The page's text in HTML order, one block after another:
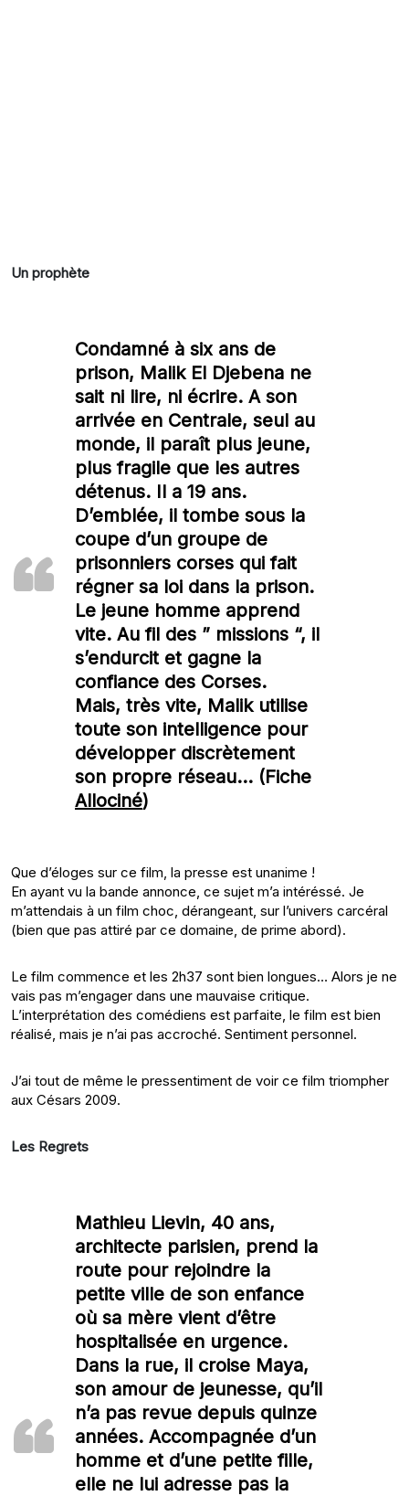
Un prophète
Condamné à six ans de
prison, Malik El Djebena ne
sait ni lire, ni écrire. A son
arrivée en Centrale, seul au
monde, il paraît plus jeune,
plus fragile que les autres
détenus. Il a 19 ans.
D’emblée, il tombe sous la
coupe d’un groupe de
prisonniers corses qui fait
régner sa loi dans la prison.
Le jeune homme apprend
vite. Au fil des ” missions “, il
s’endurcit et gagne la
confiance des Corses.
Mais, très vite, Malik utilise
toute son intelligence pour
développer discrètement
son propre réseau… (Fiche
Allociné)
Que d’éloges sur ce film, la presse est unanime !
En ayant vu la bande annonce, ce sujet m’a intéréssé. Je
m’attendais à un film choc, dérangeant, sur l’univers carcéral
(bien que pas attiré par ce domaine, de prime abord).
Le film commence et les 2h37 sont bien longues… Alors je ne
vais pas m’engager dans une mauvaise critique.
L’interprétation des comédiens est parfaite, le film est bien
réalisé, mais je n’ai pas accroché. Sentiment personnel.
J’ai tout de même le pressentiment de voir ce film triompher
aux Césars 2009.
Les Regrets
Mathieu Lievin, 40 ans,
architecte parisien, prend la
route pour rejoindre la
petite ville de son enfance
où sa mère vient d’être
hospitalisée en urgence.
Dans la rue, il croise Maya,
son amour de jeunesse, qu’il
n’a pas revue depuis quinze
années. Accompagnée d’un
homme et d’une petite fille,
elle ne lui adresse pas la